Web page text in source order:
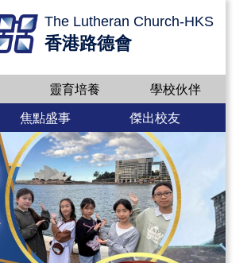
The Lutheran Church-HKS
香港路德會
靈育培養 學校伙伴
焦點盛事 傑出校友